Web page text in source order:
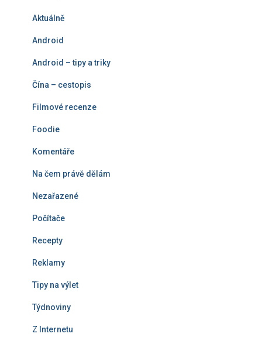
Aktuálně
Android
Android – tipy a triky
Čína – cestopis
Filmové recenze
Foodie
Komentáře
Na čem právě dělám
Nezařazené
Počítače
Recepty
Reklamy
Tipy na výlet
Týdnoviny
Z Internetu